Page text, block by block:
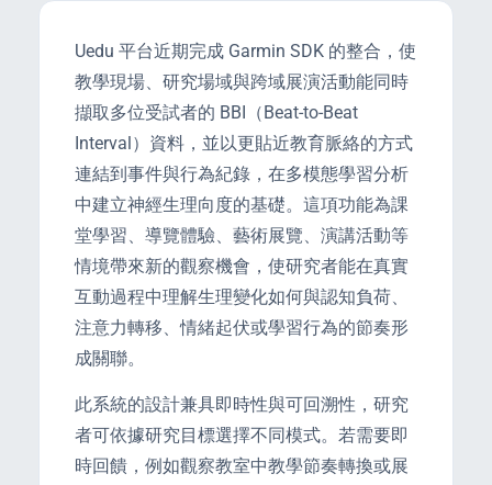
EducationUedu 平台近期完成 Garmin SDK 的整合，使
教學現場、研究場域與跨域展演活動能同時
擷取多位受試者的 BBI（Beat-to-Beat
Interval）資料，並以更貼近教育脈絡的方式
連結到事件與行為紀錄，在多模態學習分析
中建立神經生理向度的基礎。這項功能為課
堂學習、導覽體驗、藝術展覽、演講活動等
情境帶來新的觀察機會，使研究者能在真實
互動過程中理解生理變化如何與認知負荷、
注意力轉移、情緒起伏或學習行為的節奏形
成關聯。
此系統的設計兼具即時性與可回溯性，研究
者可依據研究目標選擇不同模式。若需要即
時回饋，例如觀察教室中教學節奏轉換或展